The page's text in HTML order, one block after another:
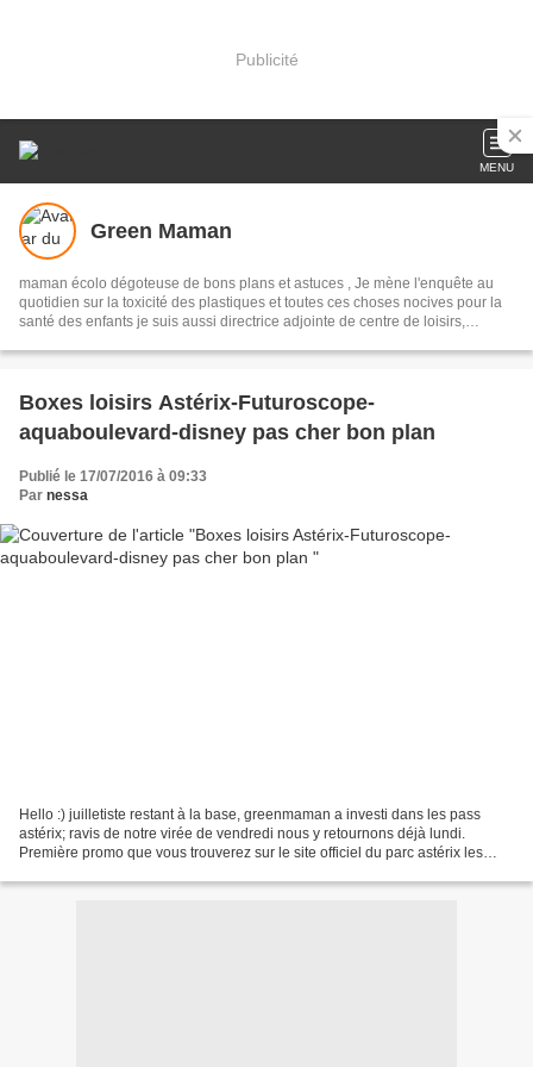
Publicité
MENU
Green Maman
maman écolo dégoteuse de bons plans et astuces , Je mène l'enquête au
quotidien sur la toxicité des plastiques et toutes ces choses nocives pour la
santé des enfants je suis aussi directrice adjointe de centre de loisirs,
Boxes loisirs Astérix-Futuroscope-
aquaboulevard-disney pas cher bon plan
Publié le 17/07/2016 à 09:33
Par nessa
Hello :) juilletiste restant à la base, greenmaman a investi dans les pass
astérix; ravis de notre virée de vendredi nous y retournons déjà lundi.
Première promo que vous trouverez sur le site officiel du parc astérix les